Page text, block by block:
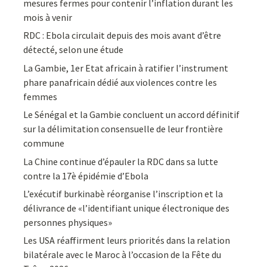
mesures fermes pour contenir l’inflation durant les
mois à venir
RDC : Ebola circulait depuis des mois avant d’être
détecté, selon une étude
La Gambie, 1er Etat africain à ratifier l’instrument
phare panafricain dédié aux violences contre les
femmes
Le Sénégal et la Gambie concluent un accord définitif
sur la délimitation consensuelle de leur frontière
commune
La Chine continue d’épauler la RDC dans sa lutte
contre la 17è épidémie d’Ebola
L’exécutif burkinabè réorganise l’inscription et la
délivrance de «l’identifiant unique électronique des
personnes physiques»
Les USA réaffirment leurs priorités dans la relation
bilatérale avec le Maroc à l’occasion de la Fête du